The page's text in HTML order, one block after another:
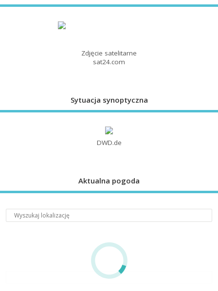
Zdjęcie satelitarne
sat24.com
Sytuacja synoptyczna
DWD.de
Aktualna pogoda